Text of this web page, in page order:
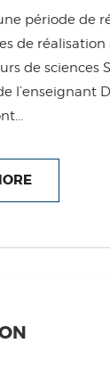
période de
de réalisation
de sciences
l’enseignant